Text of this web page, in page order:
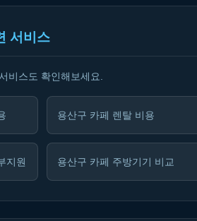
서비스
비스도 확인해보세요.
용산구 카페 렌탈 비용
지원 용산구 카페 주방기기 비교